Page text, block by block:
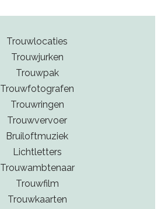
Trouwlocaties
Trouwjurken
Trouwpak
Trouwfotografen
Trouwringen
Trouwvervoer
Bruiloftmuziek
Lichtletters
Trouwambtenaar
Trouwfilm
Trouwkaarten